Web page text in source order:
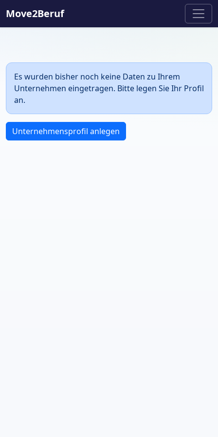
Move2Beruf
Es wurden bisher noch keine Daten zu Ihrem
Unternehmen eingetragen. Bitte legen Sie Ihr Profil
an.
Unternehmensprofil anlegen